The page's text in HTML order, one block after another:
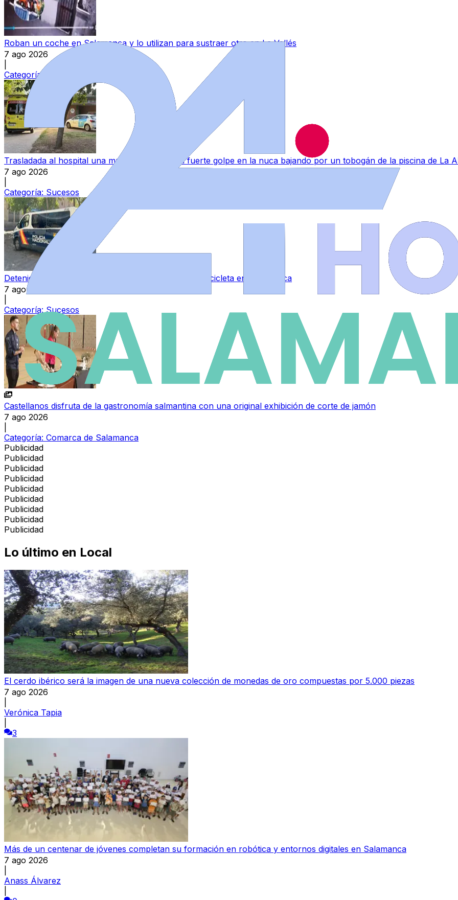
Roban un coche en Salamanca y lo utilizan para sustraer otro en La Vellés
7 ago 2026
Categoría:
Trasladada al hospital una mujer tras darse un fuerte golpe en la nuca bajando por un tobogán de la piscina de La
7 ago 2026
Categoría: Sucesos
Detenido un hombre mientras intentaba robar una bicicleta en Salamanca
7 ago 2026
Categoría:Sucesos
Castellanos disfruta de la gastronomía salmantina con una original exhibición de corte de jamón
7 ago 2026
Categoría: Comarca de Salamanca
Publicidad
Publicidad
Publicidad
Publicidad
Publicidad
Publicidad
Publicidad
Publicidad
Publicidad
Lo último en Local
El cerdo ibérico será la imagen de una nueva colección de monedas de oro compuestas por 5.000 piezas
7 ago 2026
Verónica Tapia
3
Más de un centenar de jóvenes completan su formación en robótica y entornos digitales en Salamanca
7 ago 2026
Anass Álvarez